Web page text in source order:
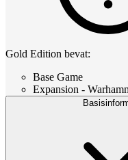
Gold Edition bevat:
Base Game
Expansion -